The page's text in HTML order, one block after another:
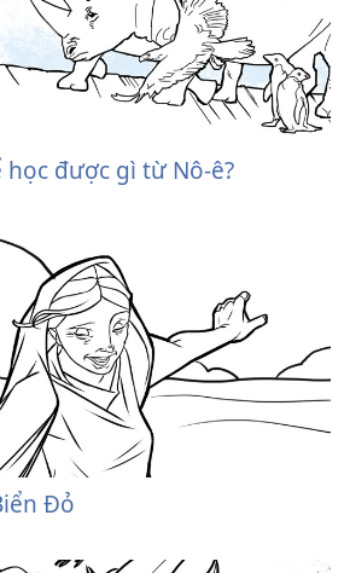
được gì từ Nô-ê?
Đỏ